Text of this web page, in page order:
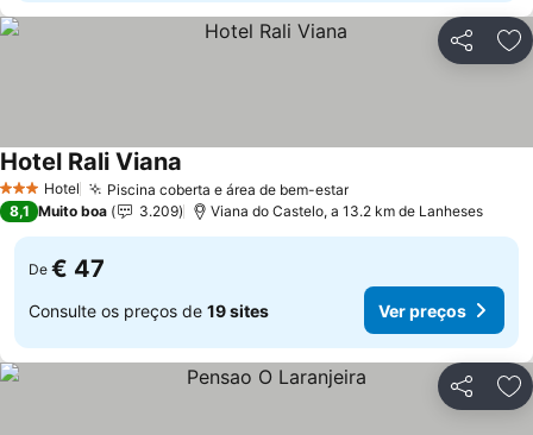
Partilhar
3 EstrelasHotel Piscina coberta e área de bem-estarVer preços
Hotel Rali Viana
8,1 Muito boa 3.209 Viana do Castelo, a 13.2 km de Lanheses
De € 47
Consulte os preços de 19 sites Ver preços
Partilhar